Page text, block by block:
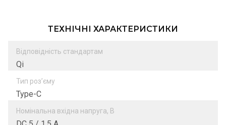
ТЕХНІЧНІ ХАРАКТЕРИСТИКИ
Відповідність стандартам
Qi
Тип роз’єму
Type-C
Номінальна вхідна напруга, В